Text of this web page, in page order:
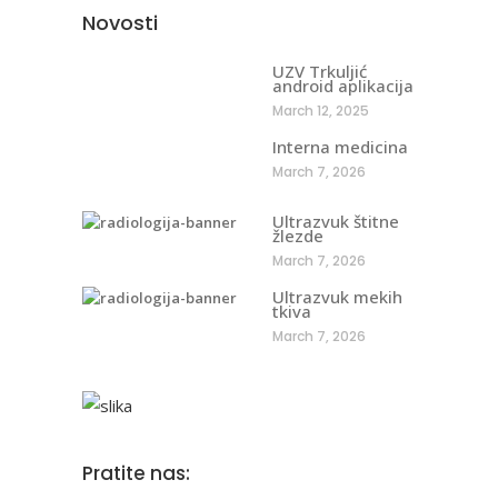
Novosti
UZV Trkuljić
android aplikacija
March 12, 2025
Interna medicina
March 7, 2026
Ultrazvuk štitne
žlezde
March 7, 2026
Ultrazvuk mekih
tkiva
March 7, 2026
Pratite nas: